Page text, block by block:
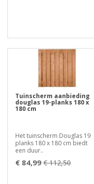
Tuinscherm aanbieding
douglas 19-planks 180 x
180 cm
Het tuinscherm Douglas 19
planks 180 x 180 cm biedt
een duur..
€ 84,99 € 112,50